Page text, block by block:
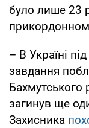
було лише 23
– В Україні
завдання
Бахмутського
загинув ще
Захисника